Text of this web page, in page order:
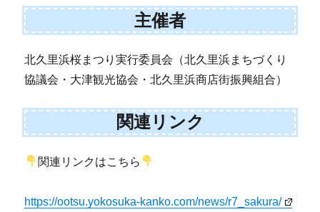
主催者
北久里浜桜まつり実行委員会（北久里浜まちづくり
協議会・大津観光協会・北久里浜商店街振興組合）
関連リンク
関連リンクはこちら
https://ootsu.yokosuka-kanko.com/news/r7_sakura/